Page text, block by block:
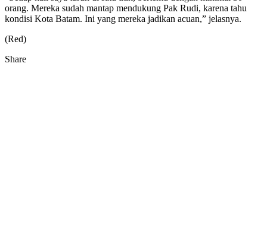
orang. Mereka sudah mantap mendukung Pak Rudi, karena tahu
kondisi Kota Batam. Ini yang mereka jadikan acuan,” jelasnya.
(Red)
Share